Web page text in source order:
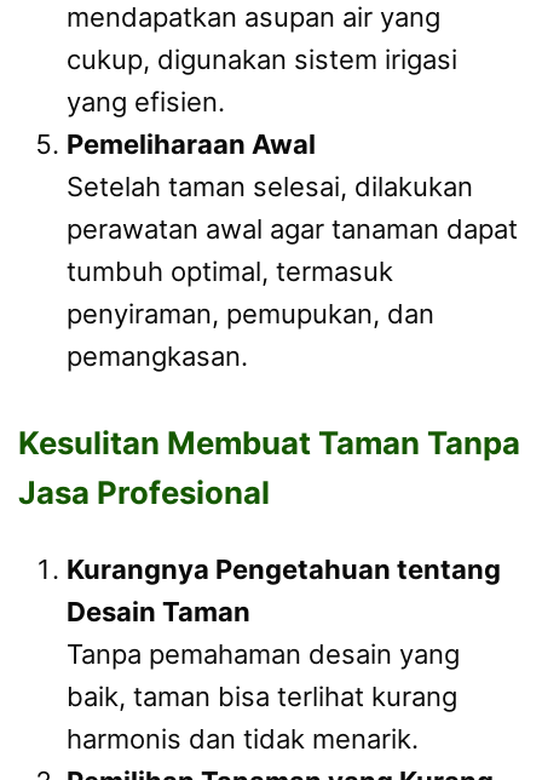
mendapatkan asupan air yang
cukup, digunakan sistem irigasi
yang efisien.
Pemeliharaan Awal
Setelah taman selesai, dilakukan
perawatan awal agar tanaman dapat
tumbuh optimal, termasuk
penyiraman, pemupukan, dan
pemangkasan.
Kesulitan Membuat Taman Tanpa
Jasa Profesional
Kurangnya Pengetahuan tentang
Desain Taman
Tanpa pemahaman desain yang
baik, taman bisa terlihat kurang
harmonis dan tidak menarik.